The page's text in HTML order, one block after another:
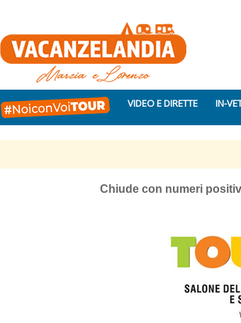
VIDEO E DIRETTE IN-
Chiude con numeri